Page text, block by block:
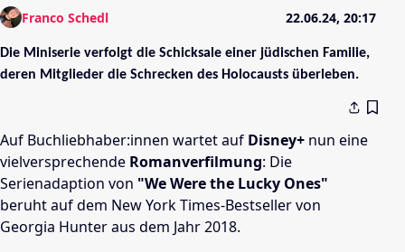
Franco Schedl 22.06.24, 20:17
Die Miniserie verfolgt die Schicksale einer jüdischen Familie,
deren Mitglieder die Schrecken des Holocausts überleben.
Auf Buchliebhaber:innen wartet auf Disney+ nun eine
vielversprechende Romanverfilmung: Die
Serienadaption von "We Were the Lucky Ones"
beruht auf dem New York Times-Bestseller von
Georgia Hunter aus dem Jahr 2018.